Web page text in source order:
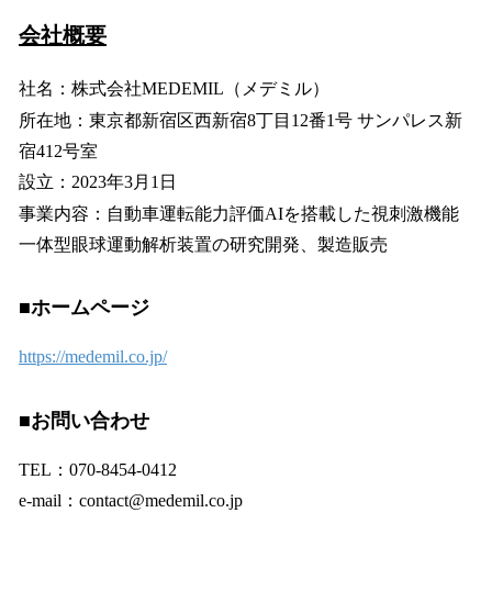
会社概要
社名：株式会社MEDEMIL（メデミル）
所在地：東京都新宿区西新宿8丁目12番1号 サンパレス新
宿412号室
設立：2023年3月1日
事業内容：自動車運転能力評価AIを搭載した視刺激機能
一体型眼球運動解析装置の研究開発、製造販売
■ホームページ
https://medemil.co.jp/
■お問い合わせ
TEL：070-8454-0412
e-mail：contact@medemil.co.jp